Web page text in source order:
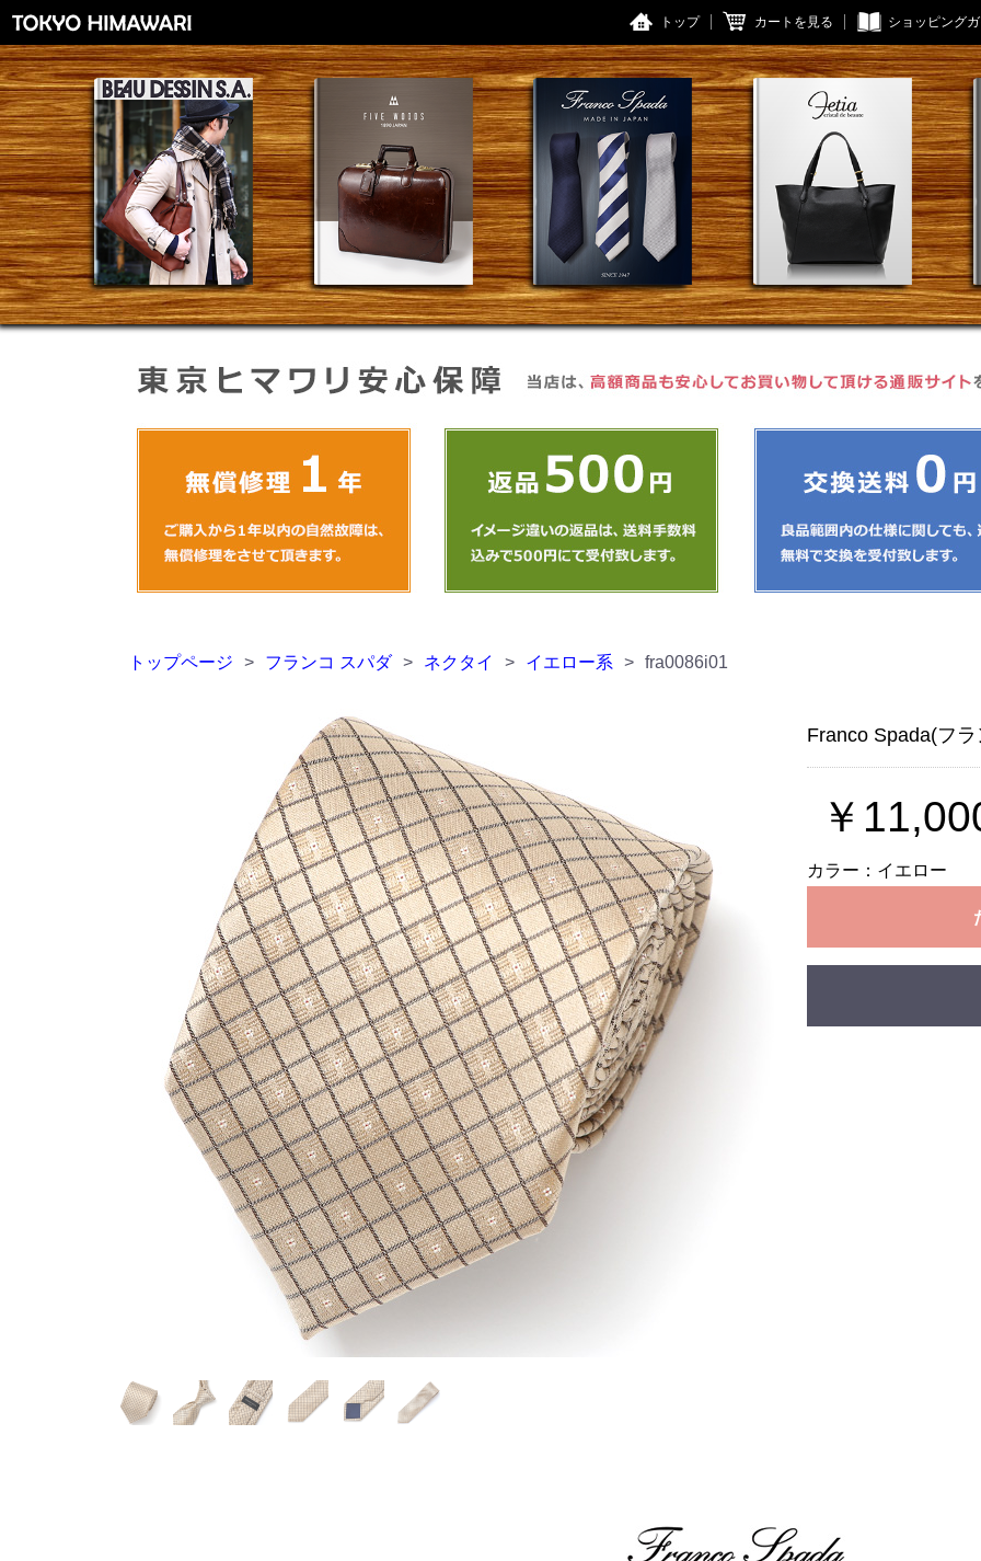
ショッピング
カートを見る
トップ
トップページ > フランコ スパダ > ネクタイ > イエロー系 > fra0086i01
Franco Spada(フ
￥
カラー：イエロー